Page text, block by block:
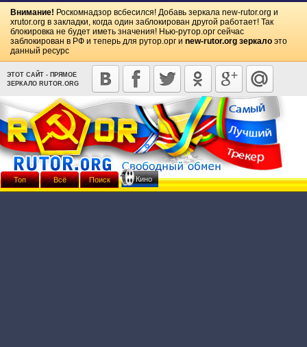
Внимание! Роскомнадзор всбесился! Добавь зеркала new-rutor.org и
xrutor.org в закладки, когда один заблокирован другой работает! Так
блокировка не будет иметь значения! Нью-рутор.орг сейчас
заблокирован в РФ и теперь для рутор.орг и new-rutor.org зеркало это
данный ресурс
ЭТОТ САЙТ - ПРЯМОЕ
ЗЕРКАЛО RUTOR.ORG